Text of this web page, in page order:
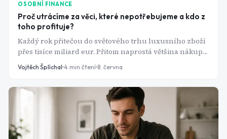
OSOBNÍ FINANCE
Proč utrácíme za věci, které nepotřebujeme a kdo z
toho profituje?
Každý rok přitečou do světového trhu luxusního zboží
přes tisíce miliard eur. Přitom naprostá většina nákupů
nemá nic společného s praktickou potřebou. Co nás
vlastně vede k tomu, že si kupujeme status?
Vojtěch Šplíchal 4 min čtení 8. června